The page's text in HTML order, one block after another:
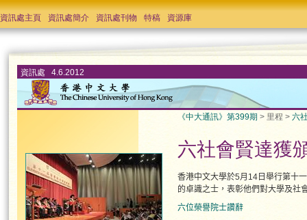
資訊處主頁 資訊處簡介 資訊處刊物 特稿 資源庫
資訊處 4.6.2012
《中大通訊》第399期 > 里程 > 六
六社會賢達獲
香港中文大學於5月14日舉行第十
的卓識之士，表彰他們對大學及社
六位榮譽院士讚辭